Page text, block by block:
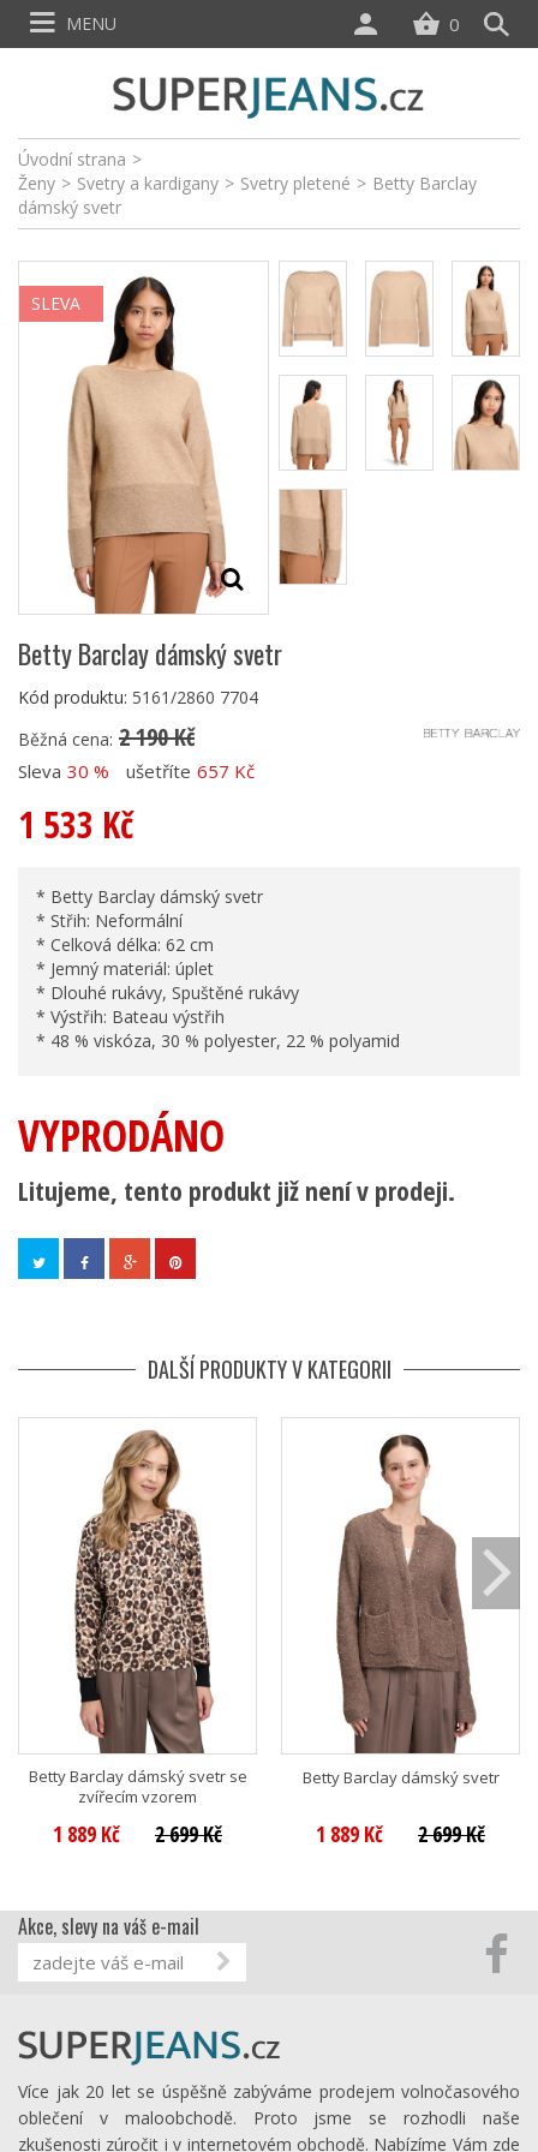
Úvodní strana >
Ženy > Svetry a kardigany > Svetry pletené > Betty Barclay
dámský svetr
SLEVA
Betty Barclay dámský svetr
Kód produktu: 5161/2860 7704
Běžná cena: 2 190 Kč
Sleva 30 % ušetříte 657 Kč
1 533 Kč
* Betty Barclay dámský svetr
* Střih: Neformální
* Celková délka: 62 cm
* Jemný materiál: úplet
* Dlouhé rukávy, Spuštěné rukávy
* Výstřih: Bateau výstřih
* 48 % viskóza, 30 % polyester, 22 % polyamid
VYPRODÁNO
Litujeme, tento produkt již není v prodeji.
DALŠÍ PRODUKTY V KATEGORII
Betty Barclay dámský svetr se
zvířecím vzorem
1 889 Kč 2 699 Kč
Betty Barclay dámský svetr
1 889 Kč 2 699 Kč
0
MENU
Akce, slevy na váš e-mail
Více jak 20 let se úspěšně zabýváme prodejem volnočasového
oblečení v maloobchodě. Proto jsme se rozhodli naše
zkušenosti zúročit i v internetovém obchodě. Nabízíme Vám zde